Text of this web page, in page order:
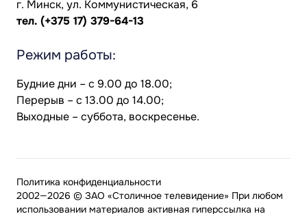
г. Минск, ул. Коммунистическая, 6
тел. (+375 17) 379-64-13
Режим работы:
Будние дни – с 9.00 до 18.00;
Перерыв – с 13.00 до 14.00;
Выходные – суббота, воскресенье.
2002—2026 © ЗАО «Столичное телевидение» При любом
использовании материалов активная гиперссылка на
Политика конфиденциальности